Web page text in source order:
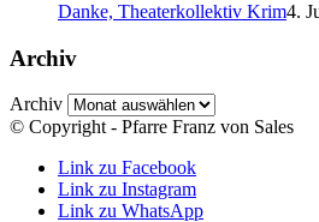
Danke, Theaterkollektiv Krim4.
Archiv
Archiv
© Copyright - Pfarre Franz von Sales
Link zu Facebook
Link zu Instagram
Link zu WhatsApp